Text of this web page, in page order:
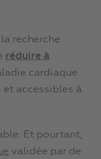
recherche
réduire à
cardiaque
et accessibles à
Et pourtant,
validée par de